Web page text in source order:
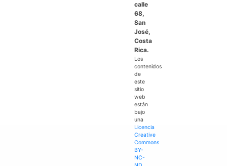
calle
68,
San
José,
Costa
Rica.
Los
contenidos
de
este
sitio
web
están
bajo
una
Licencia
Creative
Commons
BY-
NC-